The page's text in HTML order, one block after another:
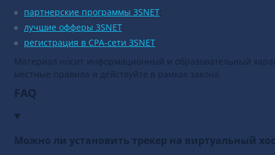
партнерские программы 3SNET;
лучшие офферы 3SNET;
регистрация в CPA-сети 3SNET.
Материал носит информационный и образовательный
местные правила и действуйте в рамках закона.
FAQ
Можно ли установить трекер на виртуальный